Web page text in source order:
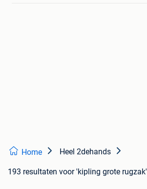
Home Heel 2dehands
193 resultaten voor 'kipling grote rugzak'